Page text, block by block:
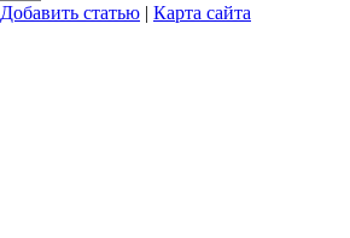
Добавить статью | Карта сайта